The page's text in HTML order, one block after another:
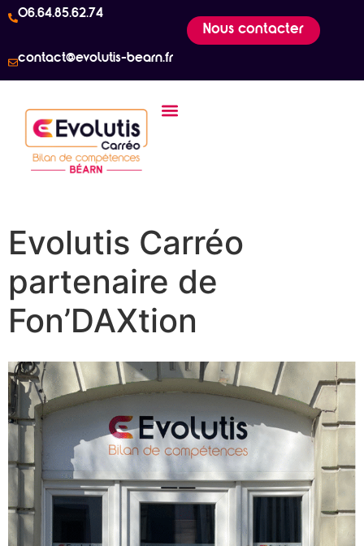
06.64.85.62.74
Nous contacter
contact@evolutis-bearn.fr
Evolutis Carréo
partenaire de
Fon’DAXtion